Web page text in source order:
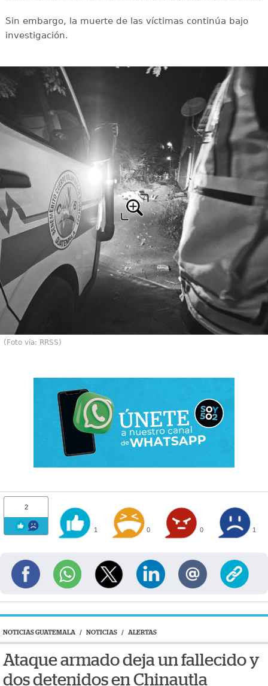
Sin embargo, la muerte de las víctimas continúa bajo
investigación.
(Foto vía: RRSS)
2
1 0 0 1
NOTICIAS GUATEMALA / NOTICIAS / ALERTAS
Ataque armado deja un fallecido y
dos detenidos en Chinautla